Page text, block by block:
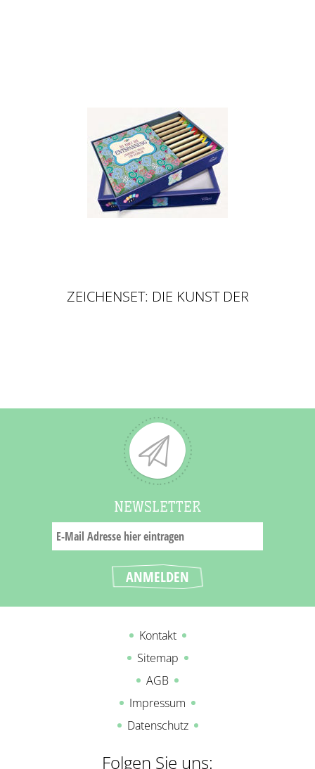
ZEICHENSET: DIE KUNST DER
NEWSLETTER
Kontakt
Sitemap
AGB
Impressum
Datenschutz
Folgen Sie uns: